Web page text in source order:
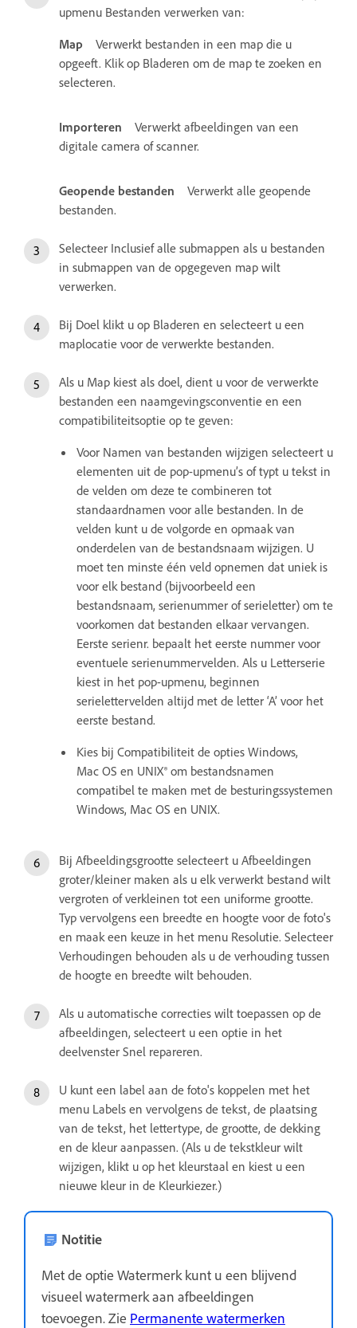
upmenu Bestanden verwerken van:
Map
Verwerkt bestanden in een map die u
opgeeft. Klik op Bladeren om de map te zoeken en
selecteren.
Importeren
Verwerkt afbeeldingen van een
digitale camera of scanner.
Geopende bestanden
Verwerkt alle geopende
bestanden.
Selecteer Inclusief alle submappen als u bestanden
in submappen van de opgegeven map wilt
verwerken.
Bij Doel klikt u op Bladeren en selecteert u een
maplocatie voor de verwerkte bestanden.
Als u Map kiest als doel, dient u voor de verwerkte
bestanden een naamgevingsconventie en een
compatibiliteitsoptie op te geven:
Voor Namen van bestanden wijzigen selecteert u
elementen uit de pop-upmenu’s of typt u tekst in
de velden om deze te combineren tot
standaardnamen voor alle bestanden. In de
velden kunt u de volgorde en opmaak van
onderdelen van de bestandsnaam wijzigen. U
moet ten minste één veld opnemen dat uniek is
voor elk bestand (bijvoorbeeld een
bestandsnaam, serienummer of serieletter) om te
voorkomen dat bestanden elkaar vervangen.
Eerste serienr. bepaalt het eerste nummer voor
eventuele serienummervelden. Als u Letterserie
kiest in het pop-upmenu, beginnen
serielettervelden altijd met de letter ‘A’ voor het
eerste bestand.
Kies bij Compatibiliteit de opties Windows,
Mac OS en UNIX® om bestandsnamen
compatibel te maken met de besturingssystemen
Windows, Mac OS en UNIX.
Bij Afbeeldingsgrootte selecteert u Afbeeldingen
groter/kleiner maken als u elk verwerkt bestand wilt
vergroten of verkleinen tot een uniforme grootte.
Typ vervolgens een breedte en hoogte voor de foto's
en maak een keuze in het menu Resolutie. Selecteer
Verhoudingen behouden als u de verhouding tussen
de hoogte en breedte wilt behouden.
Als u automatische correcties wilt toepassen op de
afbeeldingen, selecteert u een optie in het
deelvenster Snel repareren.
U kunt een label aan de foto's koppelen met het
menu Labels en vervolgens de tekst, de plaatsing
van de tekst, het lettertype, de grootte, de dekking
en de kleur aanpassen. (Als u de tekstkleur wilt
wijzigen, klikt u op het kleurstaal en kiest u een
nieuwe kleur in de Kleurkiezer.)
Notitie
Met de optie Watermerk kunt u een blijvend
visueel watermerk aan afbeeldingen
toevoegen. Zie Permanente watermerken